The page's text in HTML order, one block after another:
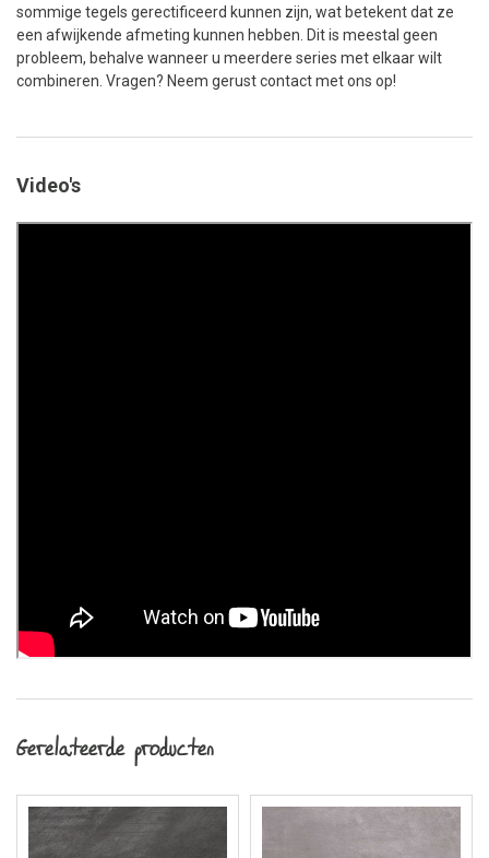
sommige tegels gerectificeerd kunnen zijn, wat betekent dat ze
een afwijkende afmeting kunnen hebben. Dit is meestal geen
probleem, behalve wanneer u meerdere series met elkaar wilt
combineren. Vragen? Neem gerust contact met ons op!
Video's
Gerelateerde producten